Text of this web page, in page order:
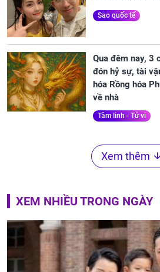
Sao quốc tế
Qua đêm nay, 3
đón hỷ sự, tài
hóa Rồng hóa
về nhà
Tâm linh - Tử vi
Xem thêm
XEM NHIỀU TRONG NGÀY